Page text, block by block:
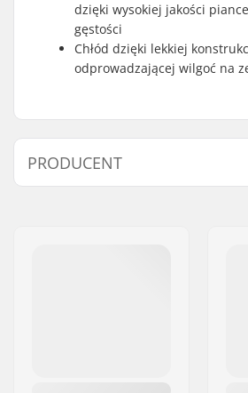
dzięki wysokiej jakości
gęstości
Chłód dzięki lekkiej
odprowadzającej wilgoć na
PRODUCENT